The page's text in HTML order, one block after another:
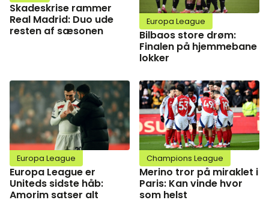
Skadeskrise rammer
Real Madrid: Duo ude
resten af sæsonen
Europa League
Bilbaos store drøm:
Finalen på hjemmebane
lokker
Europa League
Europa League er
Uniteds sidste håb:
Amorim satser alt
Champions League
Merino tror på miraklet i
Paris: Kan vinde hvor
som helst